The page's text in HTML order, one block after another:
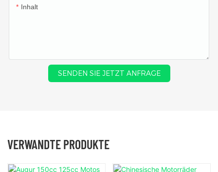
Inhalt
SENDEN SIE JETZT ANFRAGE
VERWANDTE PRODUKTE